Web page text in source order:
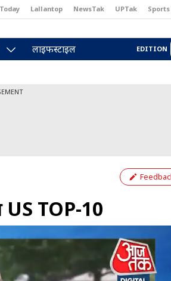
Lallantop NewsTak UPTak
लाइफस्टाइल EDITION
TOP-10